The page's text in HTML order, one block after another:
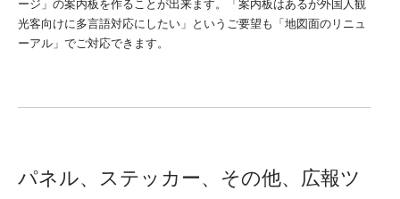
ージ」の案内板を作ることが出来ます。「案内板はあるが外国人観
光客向けに多言語対応にしたい」というご要望も「地図面のリニュ
ーアル」でご対応できます。
パネル、ステッカー、その他、広報ツ